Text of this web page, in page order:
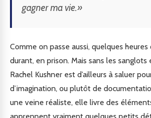
gagner ma vie.»
Comme on passe aussi, quelques
durant, en prison. Mais sans les sanglots
Rachel Kushner est d’ailleurs à saluer
d’imagination, ou plutôt de
une veine réaliste, elle livre des